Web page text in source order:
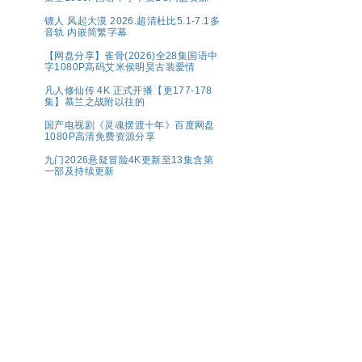
镖人 风起大漠 2026.超清杜比5.1-7.1多
音轨 内嵌简繁字幕
【网盘分享】雀骨(2026)全28集国语中
字1080P高码艾米侯明昊古装爱情
凡人修仙传 4K 正式开播【更177-178
集】慕兰之战附以往的
国产电视剧《灵魂摆渡十年》百度网盘
1080P高清免费资源分享
九门2026悬疑冒险4K更新至13集含第
一部及持续更新